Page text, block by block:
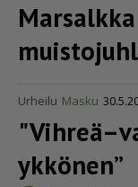
Urheilu Masku
ykkönen”